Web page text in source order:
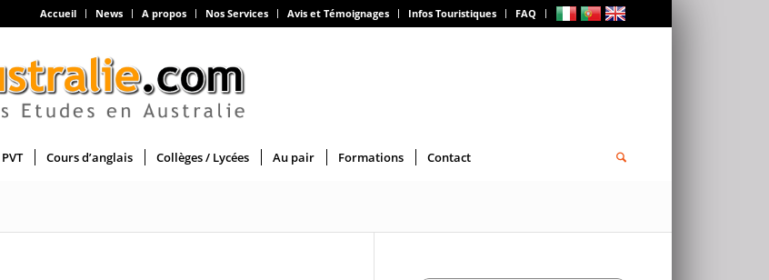
Accueil News A propos Nos Services Avis et Témoignages Infos Touristiques FAQ
PVT Cours d’anglais Collèges / Lycées Au pair Formations Contact